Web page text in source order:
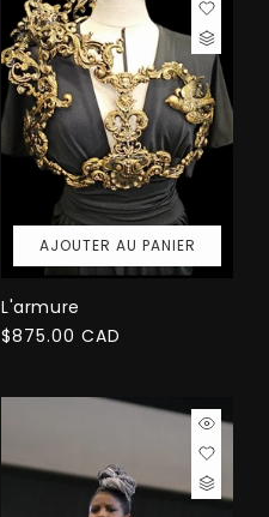
AJOUTER AU PANIER
L'armure
Prix
$875.00 CAD